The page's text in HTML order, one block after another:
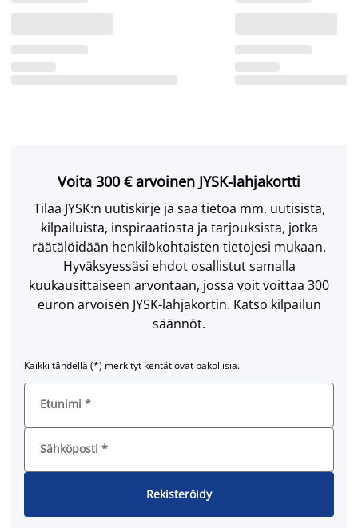
Voita 300 € arvoinen JYSK-lahjakortti
Tilaa JYSK:n uutiskirje ja saa tietoa mm. uutisista,
kilpailuista, inspiraatiosta ja tarjouksista, jotka
räätälöidään henkilökohtaisten tietojesi mukaan.
Hyväksyessäsi ehdot osallistut samalla
kuukausittaiseen arvontaan, jossa voit voittaa 300
euron arvoisen JYSK-lahjakortin. Katso kilpailun
säännöt.
Kaikki tähdellä (*) merkityt kentät ovat pakollisia.
Etunimi *
Sähköposti *
Rekisteröidy